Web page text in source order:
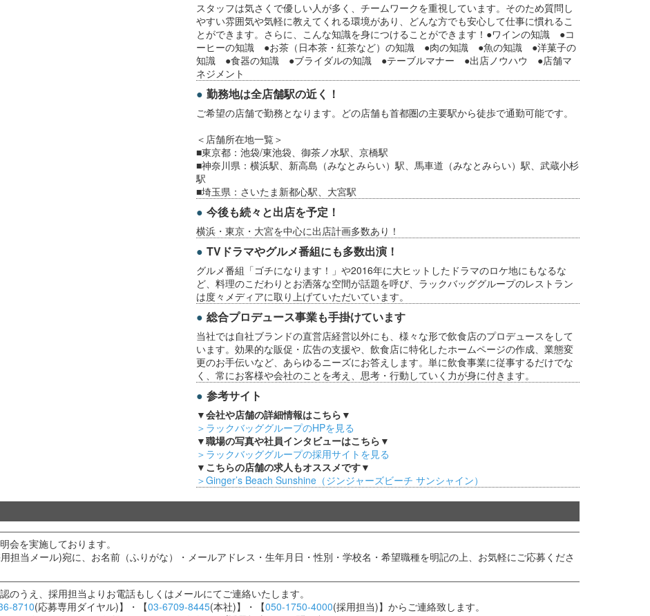
スタッフは気さくで優しい人が多く、チームワークを重視しています。そのため質問し
やすい雰囲気や気軽に教えてくれる環境があり、どんな方でも安心して仕事に慣れるこ
とができます。さらに、こんな知識を身につけることができます！●ワインの知識 ●コ
ーヒーの知識 ●お茶（日本茶・紅茶など）の知識 ●肉の知識 ●魚の知識 ●洋菓子の
知識 ●食器の知識 ●ブライダルの知識 ●テーブルマナー ●出店ノウハウ ●店舗マ
ネジメント
勤務地は全店舗駅の近く！
ご希望の店舗で勤務となります。どの店舗も首都圏の主要駅から徒歩で通勤可能です。
＜店舗所在地一覧＞
■東京都：池袋/東池袋、御茶ノ水駅、京橋駅
■神奈川県：横浜駅、新高島（みなとみらい）駅、馬車道（みなとみらい）駅、武蔵小杉
駅
■埼玉県：さいたま新都心駅、大宮駅
今後も続々と出店を予定！
横浜・東京・大宮を中心に出店計画多数あり！
TVドラマやグルメ番組にも多数出演！
グルメ番組「ゴチになります！」や2016年に大ヒットしたドラマのロケ地にもなるな
ど、料理のこだわりとお洒落な空間が話題を呼び、ラックバッググループのレストラン
は度々メディアに取り上げていただいています。
総合プロデュース事業も手掛けています
当社では自社ブランドの直営店経営以外にも、様々な形で飲食店のプロデュースをして
います。効果的な販促・広告の支援や、飲食店に特化したホームページの作成、業態変
更のお手伝いなど、あらゆるニーズにお答えします。単に飲食事業に従事するだけでな
く、常にお客様や会社のことを考え、思考・行動していく力が身に付きます。
参考サイト
▼会社や店舗の詳細情報はこちら▼
＞ラックバッググループのHPを見る
▼職場の写真や社員インタビューはこちら▼
＞ラックバッググループの採用サイトを見る
▼こちらの店舗の求人もオススメです▼
＞Ginger’s Beach Sunshine（ジンジャーズビーチ サンシャイン）
会を実施しております。
担当メール)宛に、お名前（ふりがな）・メールアドレス・生年月日・性別・学校名・希望職種を明記の上、お気軽にご応募くださ
のうえ、採用担当よりお電話もしくはメールにてご連絡いたします。
8710(応募専用ダイヤル)】・【03-6709-8445(本社)】・【050-1750-4000(採用担当)】からご連絡致します。